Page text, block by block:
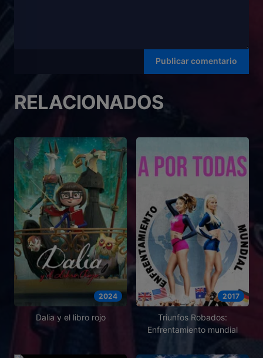
RELACIONADOS
2024
Dalia y el libro rojo
2017
Triunfos Robados:
Enfrentamiento mundial